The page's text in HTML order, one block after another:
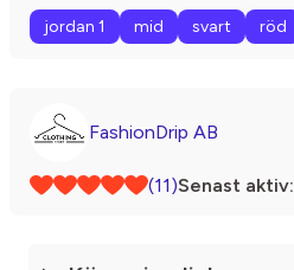
jordan 1 mid svart röd
FashionDrip AB
(11)Senast aktiv: